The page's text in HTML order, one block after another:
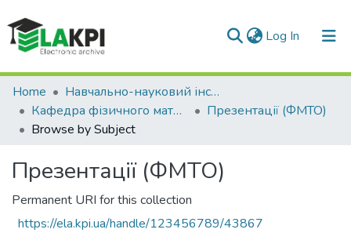
Log In (current)
Communities & Collections
All of DSpace
Home
Навчально-науковий інститут матеріалознавства та зварювання ім. Є.О. Патона (НН ІМЗ ім. Є.О. Патона)
Кафедра фізичного матеріалознавства та термічної обробки (ФМТО)
Презентації (ФМТО)
Browse by Subject
Презентації (ФМТО)
Permanent URI for this collection
https://ela.kpi.ua/handle/123456789/43867